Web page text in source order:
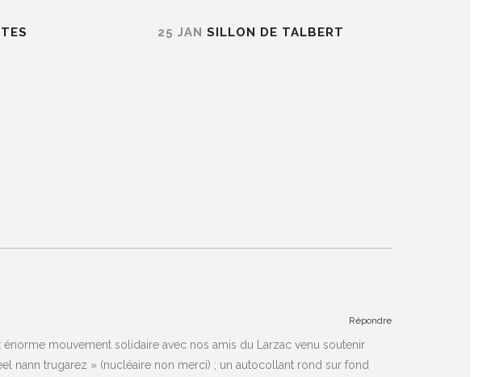
25 JAN SILLON DE TALBERT
Répondre
énorme mouvement solidaire avec nos amis du Larzac venu soutenir
nann trugarez » (nucléaire non merci) ; un autocollant rond sur fond